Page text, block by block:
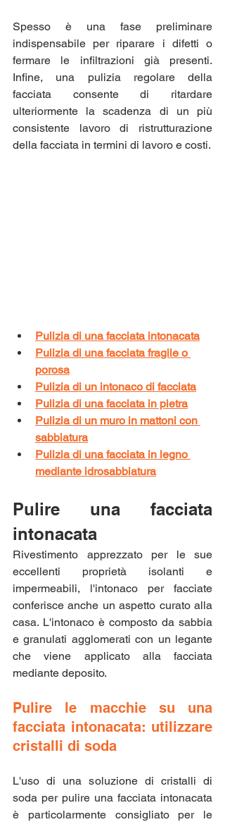
Spesso è una fase preliminare
indispensabile per riparare i difetti o
fermare le infiltrazioni già presenti.
Infine, una pulizia regolare della
facciata consente di ritardare
ulteriormente la scadenza di un più
consistente lavoro di ristrutturazione
della facciata in termini di lavoro e costi.
Pulizia di una facciata intonacata
Pulizia di una facciata fragile o
porosa
Pulizia di un intonaco di facciata
Pulizia di una facciata in pietra
Pulizia di un muro in mattoni con
sabbiatura
Pulizia di una facciata in legno
mediante idrosabbiatura
Pulire una facciata
intonacata
Rivestimento apprezzato per le sue
eccellenti proprietà isolanti e
impermeabili, l'intonaco per facciate
conferisce anche un aspetto curato alla
casa. L'intonaco è composto da sabbia
e granulati agglomerati con un legante
che viene applicato alla facciata
mediante deposito.
Pulire le macchie su una
facciata intonacata: utilizzare
cristalli di soda
L'uso di una soluzione di cristalli di
soda per pulire una facciata intonacata
è particolarmente consigliato per le